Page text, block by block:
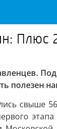
Плюс
полезен
свыше